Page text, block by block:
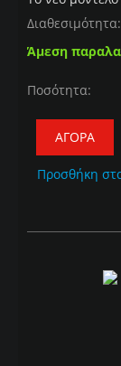
Διαθεσιμότητα:
Άμεση
Ποσότητα:
ΑΓΟΡΆ
Προσθήκη